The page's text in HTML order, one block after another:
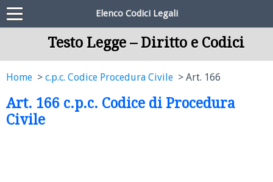
Elenco Codici Legali
Testo Legge – Diritto e Codici
Home c.p.c. Codice Procedura Civile Art. 166
Art. 166 c.p.c. Codice di Procedura
Civile